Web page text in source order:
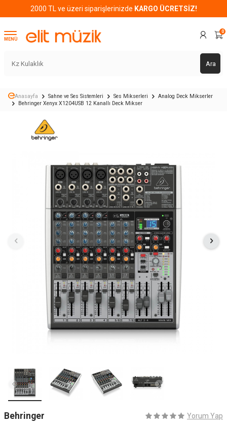
2000 TL ve üzeri siparişlerinizde KARGO ÜCRETSİZ!
MENÜ
Ara
0
Anasayfa Sahne ve Ses Sistemleri Ses Mikserleri
Analog Deck Mikserler
Behringer Xenyx X1204USB 12 Kanallı Deck Mikser
Behringer Yorum Yap